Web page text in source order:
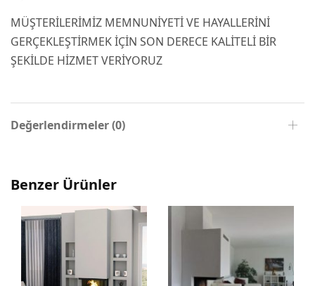
MÜŞTERİLERİMİZ MEMNUNİYETİ VE HAYALLERİNİ
GERÇEKLEŞTİRMEK İÇİN SON DERECE KALİTELİ BİR
ŞEKİLDE HİZMET VERİYORUZ
Değerlendirmeler (0)
Benzer Ürünler